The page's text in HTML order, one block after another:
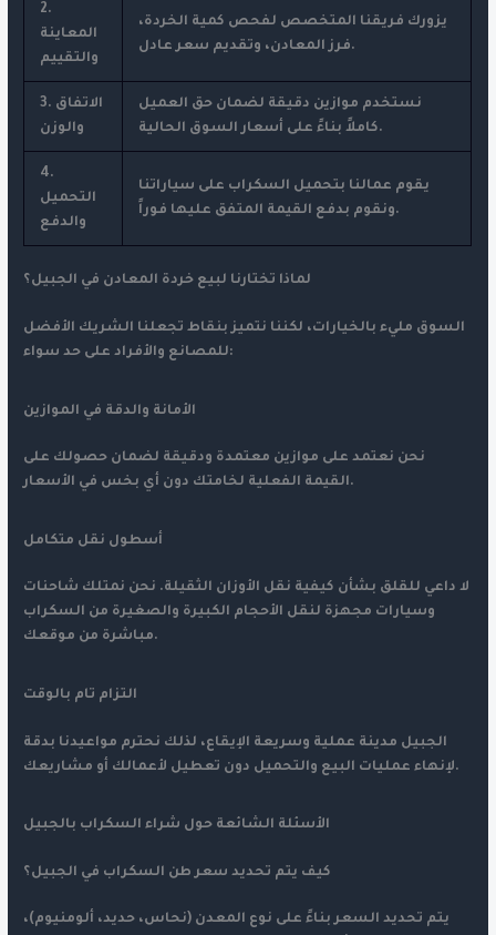
2.
المعاينة
والتقييم
يزورك فريقنا المتخصص لفحص كمية الخردة،
فرز المعادن، وتقديم سعر عادل.
3. الاتفاق
والوزن
نستخدم موازين دقيقة لضمان حق العميل
كاملاً بناءً على أسعار السوق الحالية.
4.
التحميل
والدفع
يقوم عمالنا بتحميل السكراب على سياراتنا
ونقوم بدفع القيمة المتفق عليها فوراً.
لماذا تختارنا لبيع خردة المعادن في الجبيل؟
السوق مليء بالخيارات، لكننا نتميز بنقاط تجعلنا الشريك الأفضل
للمصانع والأفراد على حد سواء:
الأمانة والدقة في الموازين
نحن نعتمد على موازين معتمدة ودقيقة لضمان حصولك على
القيمة الفعلية لخامتك دون أي بخس في الأسعار.
أسطول نقل متكامل
لا داعي للقلق بشأن كيفية نقل الأوزان الثقيلة. نحن نمتلك شاحنات
وسيارات مجهزة لنقل الأحجام الكبيرة والصغيرة من السكراب
مباشرة من موقعك.
التزام تام بالوقت
الجبيل مدينة عملية وسريعة الإيقاع، لذلك نحترم مواعيدنا بدقة
لإنهاء عمليات البيع والتحميل دون تعطيل لأعمالك أو مشاريعك.
الأسئلة الشائعة حول شراء السكراب بالجبيل
كيف يتم تحديد سعر طن السكراب في الجبيل؟
يتم تحديد السعر بناءً على نوع المعدن (نحاس، حديد، ألومنيوم)،